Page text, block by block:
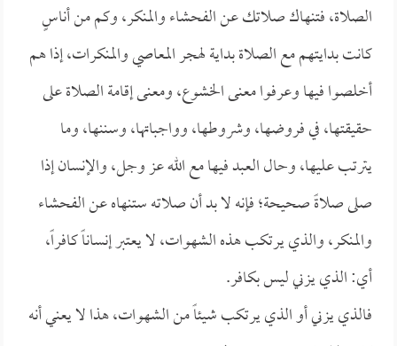
الصلاة، فتنهاك صلاتك عن الفحشاء والمنكر، وكم من أناسٍ
كانت بدايتهم مع الصلاة بداية لهجر المعاصي والمنكرات، إذا هم
أخلصوا فيها وعرفوا معنى الخشوع، ومعنى إقامة الصلاة على
حقيقتها، في فروضها، وشروطها، وواجباتها، وسننها، وما
يترتب عليها، وحال العبد فيها مع الله عز وجل، والإنسان إذا
صلى صلاةً صحيحة؛ فإنه لا بد أن صلاته ستنهاه عن الفحشاء
والمنكر، والذي يرتكب هذه الشهوات، لا يعتبر إنساناً كافراً،
أي: الذي يزني ليس بكافر.
فالذي يزني أو الذي يرتكب شيئاً من الشهوات، هذا لا يعني أنه